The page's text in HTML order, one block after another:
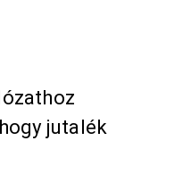
jutalék